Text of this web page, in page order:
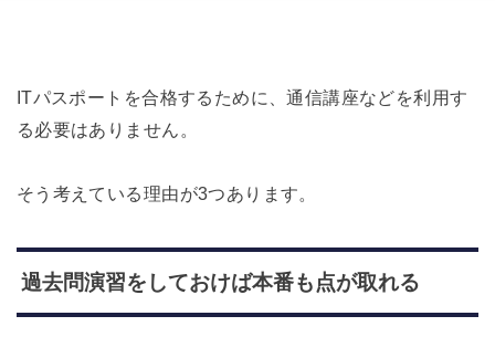
ITパスポートを合格するために、通信講座などを利用す
る必要はありません。
そう考えている理由が3つあります。
過去問演習をしておけば本番も点が取れる